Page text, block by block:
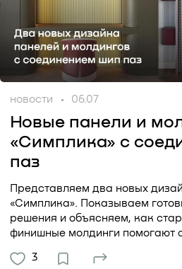
новости 06.07
Новые панели и
«Симплика» с
паз
Представляем два новых
«Симплика». Показываем
решения и объясняем, как
финишные молдинги помогают
3